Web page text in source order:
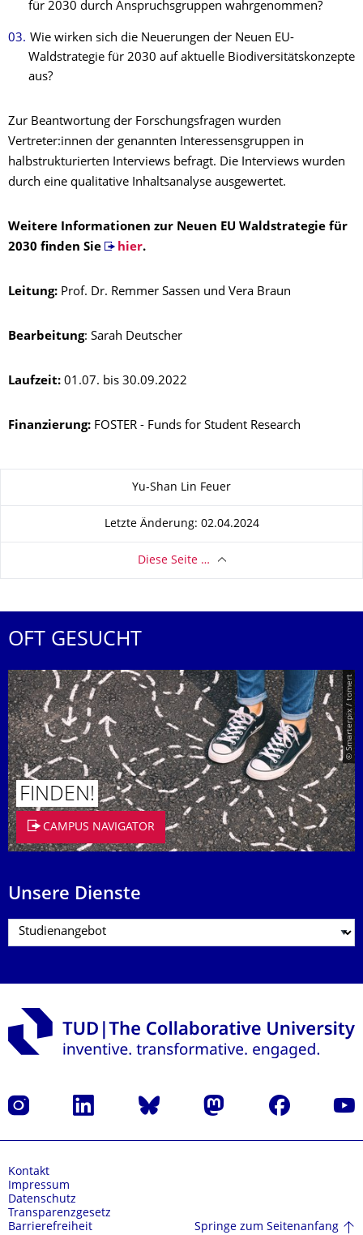
für 2030 durch Anspruchsgruppen wahrgenommen?
Wie wirken sich die Neuerungen der Neuen EU-
Waldstrategie für 2030 auf aktuelle Biodiversitätskonzepte
aus?
Zur Beantwortung der Forschungsfragen wurden
Vertreter:innen der genannten Interessensgruppen in
halbstrukturierten Interviews befragt. Die Interviews wurden
durch eine qualitative Inhaltsanalyse ausgewertet.
Weitere Informationen zur Neuen EU Waldstrategie für
2030 finden Sie
hier.
Leitung: Prof. Dr. Remmer Sassen und Vera Braun
Bearbeitung: Sarah Deutscher
Laufzeit: 01.07. bis 30.09.2022
Finanzierung: FOSTER - Funds for Student Research
Yu-Shan Lin Feuer
Letzte Änderung: 02.04.2024
Diese Seite …
OFT GESUCHT
© Smarterpix / tomert
FINDEN!
CAMPUS NAVIGATOR
Unsere Dienste
Instagram LinkedIn Bluesky Mastodon Facebook
Kontakt
Impressum
Datenschutz
Transparenzgesetz
Barrierefreiheit
Springe zum Seitenanfang